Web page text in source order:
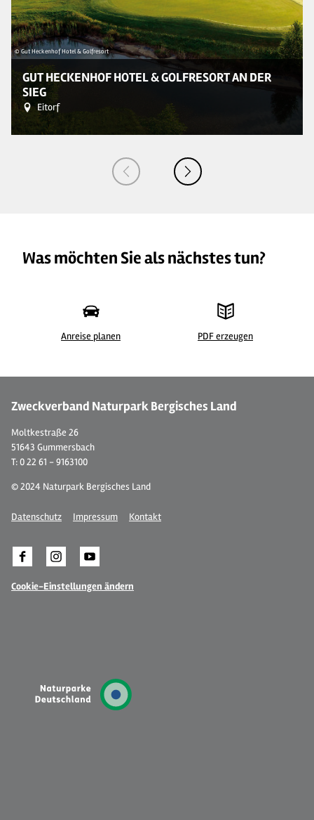
© Gut Heckenhof Hotel & Golfresort
GUT HECKENHOF HOTEL & GOLFRESORT AN DER
SIEG
Eitorf
Was möchten Sie als nächstes tun?
Anreise planen PDF erzeugen
Zweckverband Naturpark Bergisches Land
Moltkestraße 26
51643 Gummersbach
T: 0 22 61 - 9163100
© 2024 Naturpark Bergisches Land
Datenschutz Impressum Kontakt
Cookie-Einstellungen ändern